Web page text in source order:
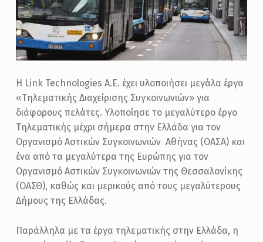
Η Link Technologies A.E. έχει υλοποιήσει μεγάλα έργα
«Τηλεματικής Διαχείρισης Συγκοινωνιών» για
διάφορους πελάτες. Υλοποίησε το μεγαλύτερο έργο
Τηλεματικής μέχρι σήμερα στην Ελλάδα για τον
Οργανισμό Αστικών Συγκοινωνιών Αθήνας (ΟΑΣΑ) και
ένα από τα μεγαλύτερα της Ευρώπης για τον
Οργανισμό Αστικών Συγκοινωνιών της Θεσσαλονίκης
(ΟΑΣΘ), καθώς και μερικούς από τους μεγαλύτερους
Δήμους της Ελλάδας.
Παράλληλα με τα έργα τηλεματικής στην Ελλάδα, η